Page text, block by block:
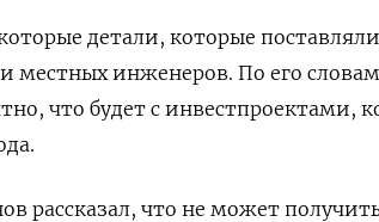
детали, которые
местных инженеров. По его
что будет с инвестпроектами,
рассказал, что не может